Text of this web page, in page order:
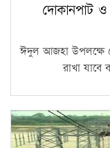
দোকানপাট ও
ঈদুল আজহা উপলক্ষে
রাখা যাবে